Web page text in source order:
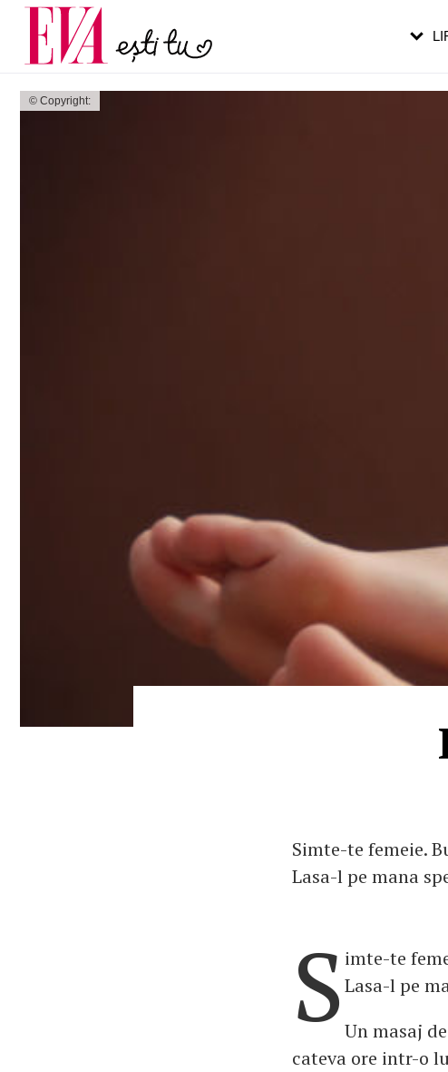
© Copyright:
Simte-te femeie.
Lasa-l pe mana
S imte-te
Lasa-l pe
Un masaj
cateva ore intr-o
Carieră
Actualitate
pe măsură ce înaintezi în